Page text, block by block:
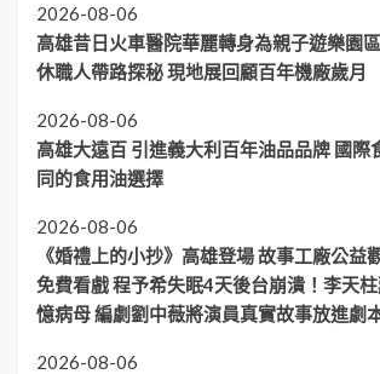
2026-08-06
高雄昔日火車醫院華麗轉身為親子遊樂園
休職人帶路探秘 現地展回顧百年機廠歲月
2026-08-06
高雄大遠百 引進義大利百年油品品牌 國際
同的食用油選擇
2026-08-06
《婚禮上的小抄》高雄登場 故事工廠公益
免費看戲 程予希失眠4天後台崩潰！李天
憶病母 編劇劉中薇將演員真實故事放進劇
2026-08-06